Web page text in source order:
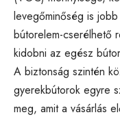
levegőminőség is
bútorelem-cserélhető
kidobni az egész
A biztonság szintén
gyerekbútorok egyre
meg, amit a vásárlás